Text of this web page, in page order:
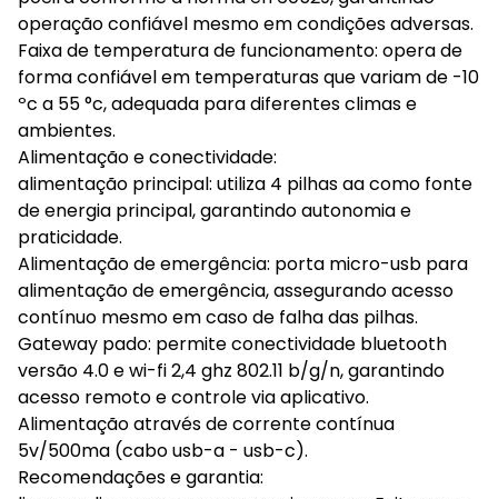
operação confiável mesmo em condições adversas.
Faixa de temperatura de funcionamento: opera de
forma confiável em temperaturas que variam de -10
ºc a 55 °c, adequada para diferentes climas e
ambientes.
Alimentação e conectividade:
alimentação principal: utiliza 4 pilhas aa como fonte
de energia principal, garantindo autonomia e
praticidade.
Alimentação de emergência: porta micro-usb para
alimentação de emergência, assegurando acesso
contínuo mesmo em caso de falha das pilhas.
Gateway pado: permite conectividade bluetooth
versão 4.0 e wi-fi 2,4 ghz 802.11 b/g/n, garantindo
acesso remoto e controle via aplicativo.
Alimentação através de corrente contínua
5v/500ma (cabo usb-a - usb-c).
Recomendações e garantia: